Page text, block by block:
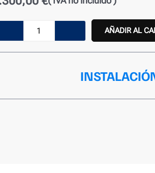
Aire
Acondicionado
4006
AÑADIR AL